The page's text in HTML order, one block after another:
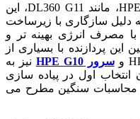
در نسل های جدیدتر سرورهای برند HPE، مانند DL360 G11، این
دلیل سازگاری با زیرساخت
مصرف انرژی بهینه تر و
پردازنده با بسیاری از
سرور HPE G10
نیز به
اول در پیاده سازی
محاسبات سنگین مطرح می